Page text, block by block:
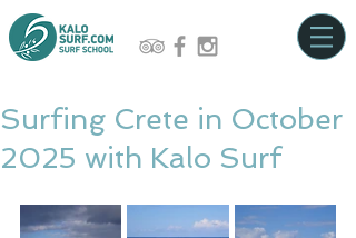
Surfing Crete in October
2025 with Kalo Surf